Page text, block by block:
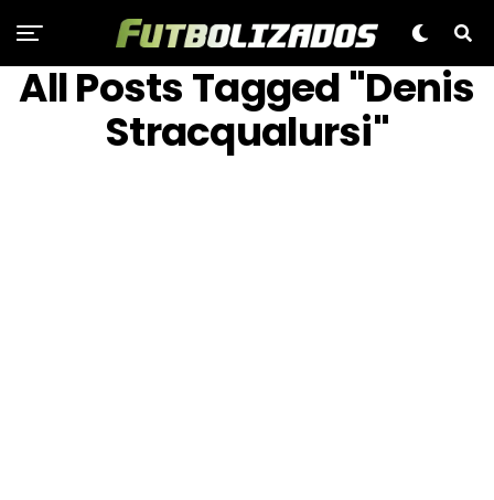
All Posts Tagged "Denis
Stracqualursi"